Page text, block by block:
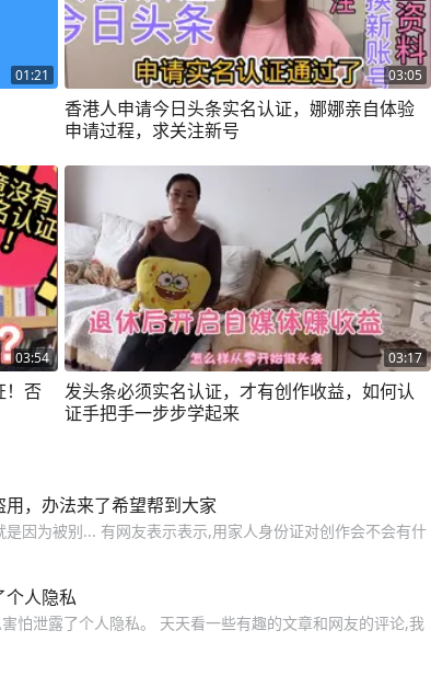
01:21 03:05
香港人申请今日头条实名认证，娜娜亲自体验
申请过程，求关注新号
03:54
！否
03:17
发头条必须实名认证，才有创作收益，如何认
证手把手一步步学起来
，办法来了希望帮到大家
因为被别... 有网友表示表示,用家人身份证对创作会不会有什
个人隐私
怕泄露了个人隐私。 天天看一些有趣的文章和网友的评论,我